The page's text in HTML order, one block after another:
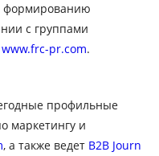
формированию
с группами
www.frc-pr.com.
профильные
маркетингу и
, а также ведет B2B Journ